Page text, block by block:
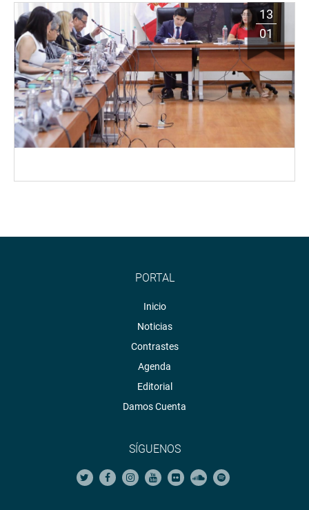
13
01
PORTAL
Inicio
Noticias
Contrastes
Agenda
Editorial
Damos Cuenta
SÍGUENOS